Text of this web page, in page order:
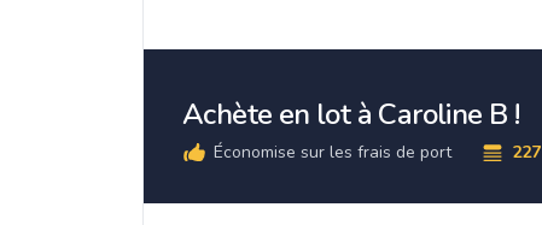
Achète en lot à Caroline B !
Économise sur les frais de port 227